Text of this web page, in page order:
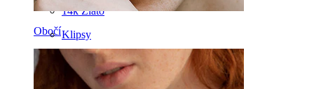
Obočí
14k Zlato
Klipsy
Labreta
Jazyk